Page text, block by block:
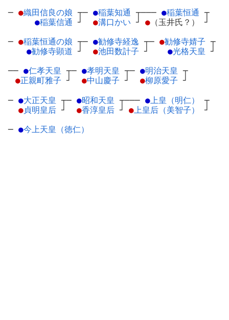
─ ●織田信良の娘 ┬
●稲葉信通 ┘
─ ●稲葉知通 ┬
●溝口かい ┘
─── ●稲葉恒通 ┬
● （玉井氏？） ┘
─ ●稲葉恒通の娘 ┬
●勧修寺顕道 ┘
─ ●勧修寺経逸 ┬
●池田数計子 ┘
─ ●勧修寺婧子 ┬
●光格天皇 ┘
── ●仁孝天皇 ┬
●正親町雅子 ┘
─ ●孝明天皇 ┬
●中山慶子 ┘
─ ●明治天皇 ┬
●柳原愛子 ┘
─ ●大正天皇 ┬
●貞明皇后 ┘
─ ●昭和天皇 ┬
●香淳皇后 ┘
─── ● 上皇（明仁）
┬
● 上皇后（美智子） ┘
─ ●今上天皇（徳仁）